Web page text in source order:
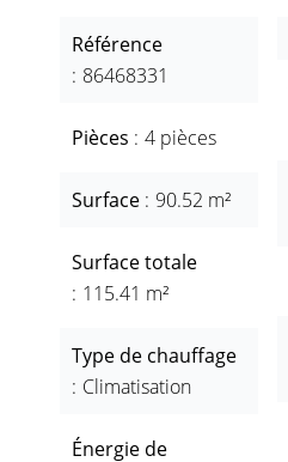
Référence
86468331
Pièces 4 pièces
Surface 90.52 m²
Surface totale
115.41 m²
Type de chauffage
Climatisation
Énergie de